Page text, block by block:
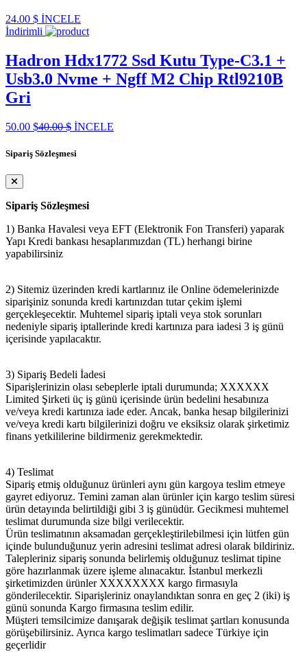
24.00 $ İNCELE
İndirimli
Hadron Hdx1772 Ssd Kutu Type-C3.1 +
Usb3.0 Nvme + Ngff M2 Chip Rtl9210B
Gri
50.00 $40.00 $ İNCELE
Sipariş Sözleşmesi
Sipariş Sözleşmesi
1) Banka Havalesi veya EFT (Elektronik Fon Transferi) yaparak
Yapı Kredi bankası hesaplarımızdan (TL) herhangi birine
yapabilirsiniz
2) Sitemiz üzerinden kredi kartlarınız ile Online ödemelerinizde
siparişiniz sonunda kredi kartınızdan tutar çekim işlemi
gerçekleşecektir. Muhtemel sipariş iptali veya stok sorunları
nedeniyle sipariş iptallerinde kredi kartınıza para iadesi 3 iş günü
içerisinde yapılacaktır.
3) Sipariş Bedeli İadesi
Siparişlerinizin olası sebeplerle iptali durumunda; XXXXXX
Limited Şirketi üç iş günü içerisinde ürün bedelini hesabınıza
ve/veya kredi kartınıza iade eder. Ancak, banka hesap bilgilerinizi
ve/veya kredi kartı bilgilerinizi doğru ve eksiksiz olarak şirketimiz
finans yetkililerine bildirmeniz gerekmektedir.
4) Teslimat
Sipariş etmiş olduğunuz ürünleri aynı gün kargoya teslim etmeye
gayret ediyoruz. Temini zaman alan ürünler için kargo teslim süresi
ürün detayında belirtildiği gibi 3 iş günüdür. Gecikmesi muhtemel
teslimat durumunda size bilgi verilecektir.
Ürün teslimatının aksamadan gerçekleştirilebilmesi için lütfen gün
içinde bulunduğunuz yerin adresini teslimat adresi olarak bildiriniz.
Talepleriniz sipariş sonunda belirlemiş olduğunuz teslimat tipine
göre hazırlanmak üzere işleme alınacaktır. İstanbul merkezli
şirketimizden ürünler XXXXXXXX kargo firmasıyla
gönderilecektir. Siparişleriniz onaylandıktan sonra en geç 2 (iki) iş
günü sonunda Kargo firmasına teslim edilir.
Müşteri temsilcimize danışarak değişik teslimat şartları konusunda
görüşebilirsiniz. Ayrıca kargo teslimatları sadece Türkiye için
geçerlidir